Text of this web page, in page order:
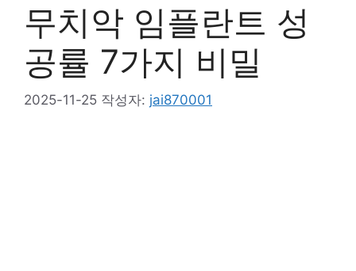
무치악 임플란트 성
공률 7가지 비밀
2025-11-25 작성자: jai870001